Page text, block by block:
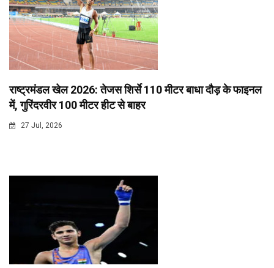
राष्ट्रमंडल खेल 2026: तेजस शिर्से 110 मीटर बाधा दौड़ के फाइनल
में, गुरिंदरवीर 100 मीटर हीट से बाहर
27 Jul, 2026